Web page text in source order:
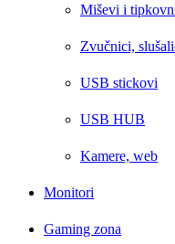
Miševi i
Zvučnici,
USB stickovi
USB HUB
Kamere, web
Monitori
Gaming zona